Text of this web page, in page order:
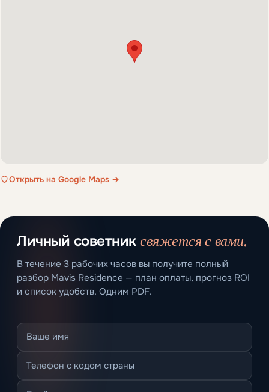
Открыть на Google Maps →
Личный советниксвяжется с вами.
В течение 3 рабочих часов вы получите полный
разбор Mavis Residence — план оплаты, прогноз ROI
и список удобств. Одним PDF.